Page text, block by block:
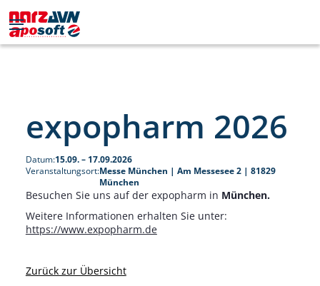
expopharm 2026
Datum:15.09. – 17.09.2026
Veranstaltungsort:Messe München | Am Messesee 2 | 81829
München
Besuchen Sie uns auf der expopharm in München.
Weitere Informationen erhalten Sie unter:
https://www.expopharm.de
Zurück zur Übersicht